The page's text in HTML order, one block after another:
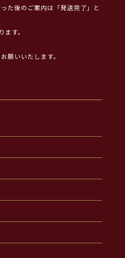
た後のご案内は「発送完了」と
ます。
願いいたします。